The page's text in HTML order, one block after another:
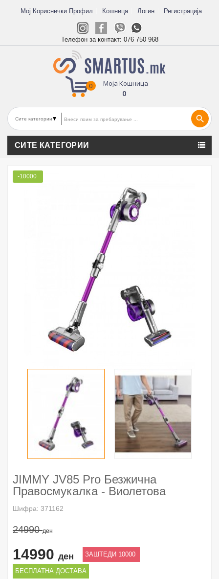
Мој Кориснички Профил Кошница Логин Регистрација
Телефон за контакт: 076 750 968
Моја Кошница
0
0
search
СИТЕ КАТЕГОРИИ
-10000
JIMMY JV85 Pro Безжична
Правосмукалка - Виолетова
Шифра: 371162
24990ден
14990 ден ЗАШТЕДИ 10000
БЕСПЛАТНА ДОСТАВА